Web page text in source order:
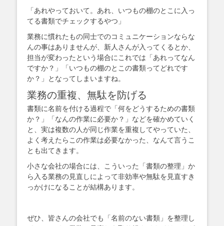
「あれやっておいて。あれ、いつもの棚のとこに入っ
てる書類でチェックするやつ」
業務に慣れたもの同士でのコミュニケーションならな
んの事はありませんが、新人さんが入ってくるとか、
担当が変わったという場合にこれでは「あれってなん
ですか？」「いつもの棚のとこの書類ってどれです
か？」となってしまいますね。
業務の重複、無駄を防げる
書類に名前を付ける過程で「何をどうするための書類
か？」「なんの作業に必要か？」などを確かめていく
と、実は複数の人が同じ作業を重複してやっていた、
よく考えたらこの作業は必要なかった、なんて言うこ
とも出てきます。
小さな会社の場合には、こういった「書類の整理」か
ら入る業務の見直しによって非効率や無駄を見直すき
っかけになることが結構あります。
ぜひ、皆さんの会社でも「名前のない書類」を整理し